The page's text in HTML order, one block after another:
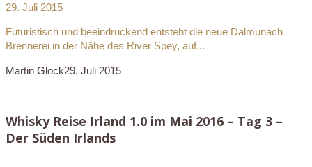
29. Juli 2015
Futuristisch und beeindruckend entsteht die neue Dalmunach
Brennerei in der Nähe des River Spey, auf...
Martin Glock29. Juli 2015
Whisky Reise Irland 1.0 im Mai 2016 – Tag 3 –
Der Süden Irlands